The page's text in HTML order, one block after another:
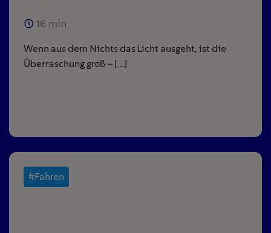
16 min
Wenn aus dem Nichts das Licht ausgeht, ist die
Überraschung groß – […]
#Fahren